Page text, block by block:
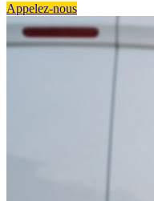
Appelez-nous